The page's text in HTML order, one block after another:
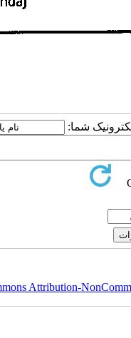
شما:
Attribution-